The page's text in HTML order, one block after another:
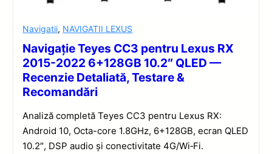
Navigatii, NAVIGATII LEXUS
Navigație Teyes CC3 pentru Lexus RX
2015-2022 6+128GB 10.2″ QLED —
Recenzie Detaliată, Testare &
Recomandări
Analiză completă Teyes CC3 pentru Lexus RX:
Android 10, Octa-core 1.8GHz, 6+128GB, ecran QLED
10.2″, DSP audio și conectivitate 4G/Wi‑Fi.